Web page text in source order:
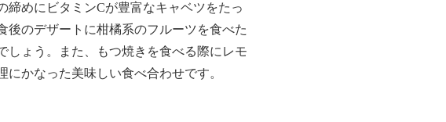
締めにビタミンCが豊富なキャベツをたっ
後のデザートに柑橘系のフルーツを食べた
しょう。また、もつ焼きを食べる際にレモ
にかなった美味しい食べ合わせです。